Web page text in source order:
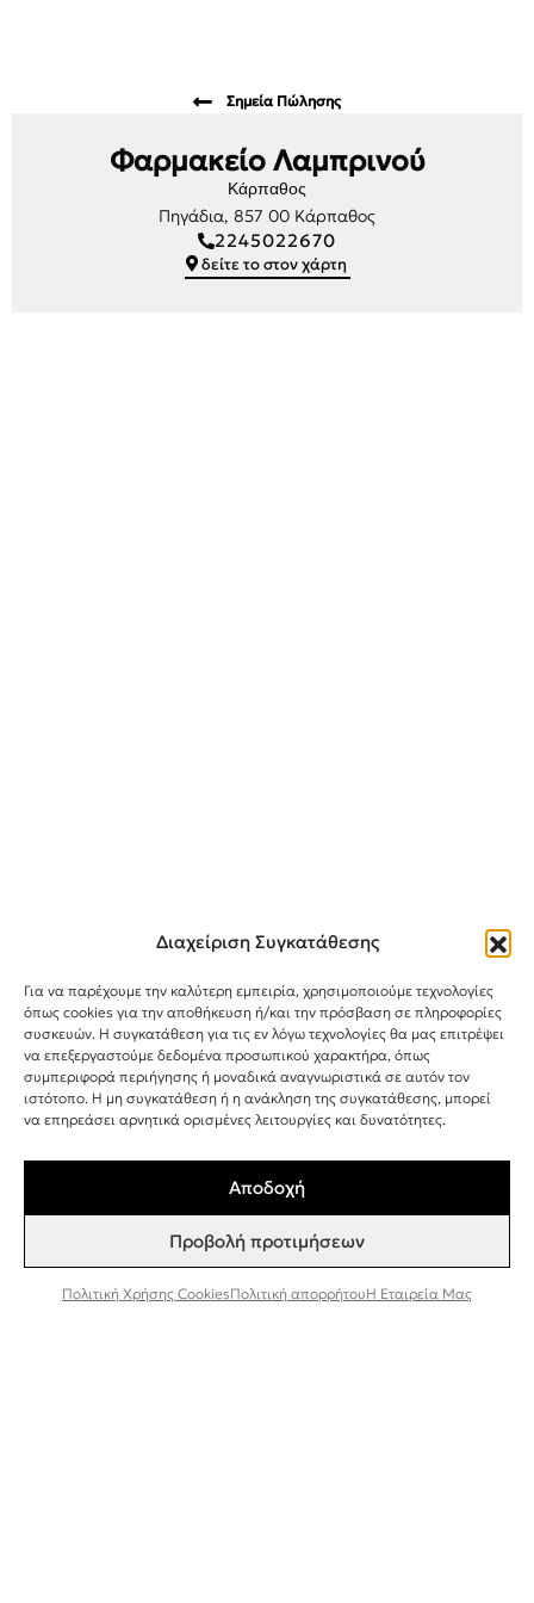
Διαχείριση Συγκατάθεσης
Για να παρέχουμε την καλύτερη εμπειρία, χρησιμοποιούμε τεχνολογίες
όπως cookies για την αποθήκευση ή/και την πρόσβαση σε πληροφορίες
συσκευών. Η συγκατάθεση για τις εν λόγω τεχνολογίες θα μας επιτρέψει
να επεξεργαστούμε δεδομένα προσωπικού χαρακτήρα, όπως
συμπεριφορά περιήγησης ή μοναδικά αναγνωριστικά σε αυτόν τον
ιστότοπο. Η μη συγκατάθεση ή η ανάκληση της συγκατάθεσης, μπορεί
να επηρεάσει αρνητικά ορισμένες λειτουργίες και δυνατότητες.
Αποδοχή
Προβολή προτιμήσεων
Πολιτική Χρήσης CookiesΠολιτική απορρήτουΗ Εταιρεία Μας
Σημεία Πώλησης
Φαρμακείο Λαμπρινού
Κάρπαθος
Πηγάδια, 857 00 Κάρπαθος
2245022670
δείτε το στον χάρτη
InstagramTikTokFacebook
+30 243 107 8026
INFO@BEEFACTOR.GR
ΣΥΝΕΡΓΑΣΊΑ ΧΟΝΔΡΙΚΉ ΠΏΛΗΣΗ
ΠΟΛΙΤΙΚΉ ΑΠΟΡΡΉΤΟΥ